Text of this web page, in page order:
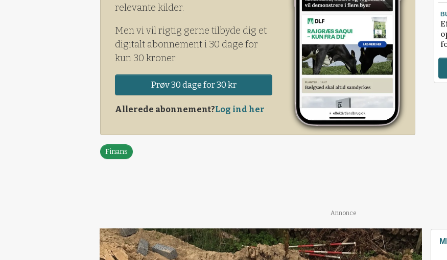
relevante kilder.
Men vi vil rigtig gerne tilbyde dig et
digitalt abonnement i 30 dage for
kun 30 kroner.
Prøv 30 dage for 30 kr
Allerede abonnement?Log ind her
Finans
Annonce